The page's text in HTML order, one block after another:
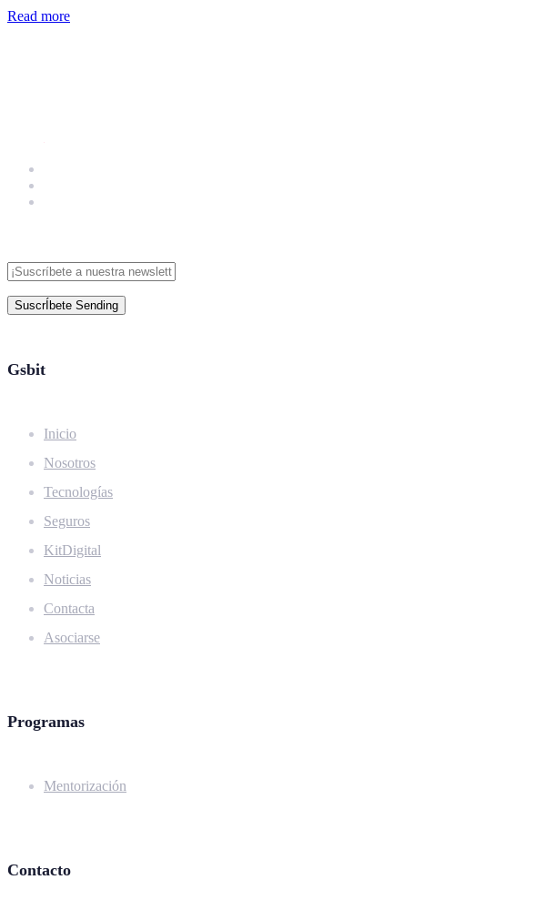
Read more
SuscrÍbete Sending
Gsbit
Inicio
Nosotros
Tecnologías
Seguros
KitDigital
Noticias
Contacta
Asociarse
Programas
Mentorización
Contacto